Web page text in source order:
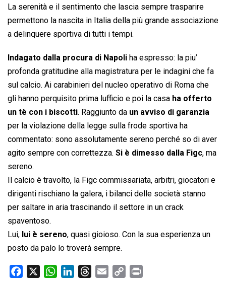
La serenità e il sentimento che lascia sempre trasparire
permettono la nascita in Italia della più grande associazione
a delinquere sportiva di tutti i tempi.
Indagato dalla procura di Napoli ha espresso: la piu’
profonda gratitudine alla magistratura per le indagini che fa
sul calcio. Ai carabinieri del nucleo operativo di Roma che
gli hanno perquisito prima lufficio e poi la casa ha offerto
un tè con i biscotti. Raggiunto da un avviso di garanzia
per la violazione della legge sulla frode sportiva ha
commentato: sono assolutamente sereno perché so di aver
agito sempre con correttezza. Si è dimesso dalla Figc, ma
sereno.
Il calcio è travolto, la Figc commissariata, arbitri, giocatori e
dirigenti rischiano la galera, i bilanci delle società stanno
per saltare in aria trascinando il settore in un crack
spaventoso.
Lui, lui è sereno, quasi gioioso. Con la sua esperienza un
posto da palo lo troverà sempre.
W